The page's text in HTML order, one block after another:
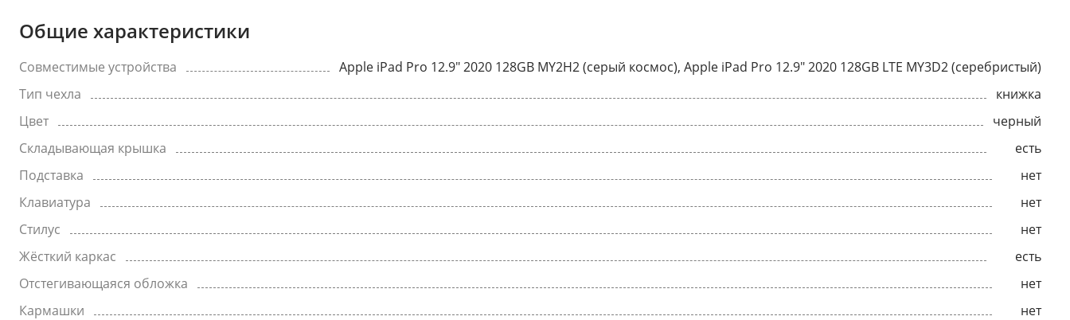
Общие характеристики
Совместимые устройства
Apple iPad Pro 12.9" 2020 128GB MY2H2 (серый космос), Apple iPad Pro 12.9" 2020 128GB LTE MY3D2 (серебристый)
Тип чехла
книжка
Цвет
черный
Складывающая крышка
есть
Подставка
нет
Клавиатура
нет
Стилус
нет
Жёсткий каркас
есть
Отстегивающаяся обложка
нет
Кармашки
нет